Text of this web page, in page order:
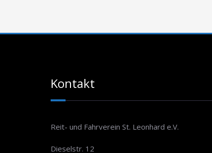
Kontakt
Reit- und Fahrverein St. Leonhard e.V.
Dieselstr. 12